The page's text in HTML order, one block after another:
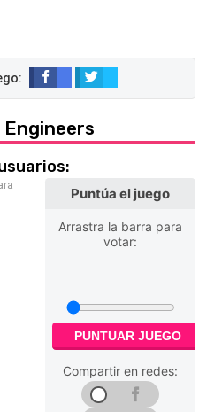
Engineers
Puntúa el juego
Arrastra la barra para
votar:
PUNTUAR JUEGO
Compartir en redes: